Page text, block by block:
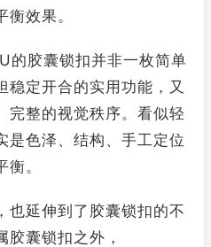
效果。
的胶囊锁扣并非一枚简单
稳定开合的实用功能，又
完整的视觉秩序。看似轻
是色泽、结构、手工定位
。
也延伸到了胶囊锁扣的不
胶囊锁扣之外，